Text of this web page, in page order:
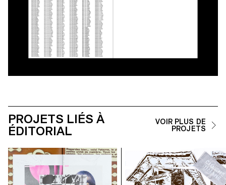
PROJETS LIÉS À
ÉDITORIAL
VOIR PLUS DE
PROJETS